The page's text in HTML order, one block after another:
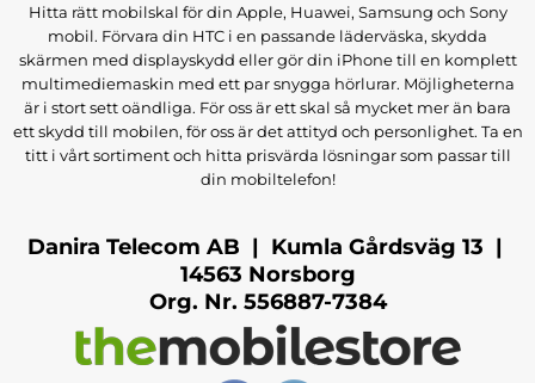
Hitta rätt mobilskal för din Apple, Huawei, Samsung och Sony
mobil. Förvara din HTC i en passande läderväska, skydda
skärmen med displayskydd eller gör din iPhone till en komplett
multimediemaskin med ett par snygga hörlurar. Möjligheterna
är i stort sett oändliga. För oss är ett skal så mycket mer än bara
ett skydd till mobilen, för oss är det attityd och personlighet. Ta en
titt i vårt sortiment och hitta prisvärda lösningar som passar till
din mobiltelefon!
Danira Telecom AB | Kumla Gårdsväg 13 |
14563 Norsborg
Org. Nr. 556887-7384